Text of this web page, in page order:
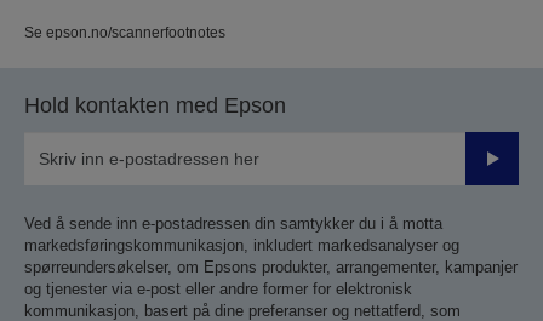
Se epson.no/scannerfootnotes
Hold kontakten med Epson
Send
Ved å sende inn e-postadressen din samtykker du i å motta
markedsføringskommunikasjon, inkludert markedsanalyser og
spørreundersøkelser, om Epsons produkter, arrangementer, kampanjer
og tjenester via e-post eller andre former for elektronisk
kommunikasjon, basert på dine preferanser og nettatferd, som